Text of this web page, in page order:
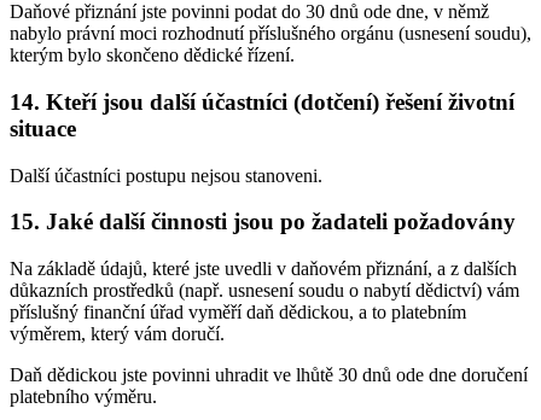
Daňové přiznání jste povinni podat do 30 dnů ode dne, v němž
nabylo právní moci rozhodnutí příslušného orgánu (usnesení soudu),
kterým bylo skončeno dědické řízení.
14. Kteří jsou další účastníci (dotčení) řešení životní
situace
Další účastníci postupu nejsou stanoveni.
15. Jaké další činnosti jsou po žadateli požadovány
Na základě údajů, které jste uvedli v daňovém přiznání, a z dalších
důkazních prostředků (např. usnesení soudu o nabytí dědictví) vám
příslušný finanční úřad vyměří daň dědickou, a to platebním
výměrem, který vám doručí.
Daň dědickou jste povinni uhradit ve lhůtě 30 dnů ode dne doručení
platebního výměru.